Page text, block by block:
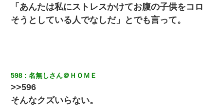
「あんたは私にストレスかけてお腹の子供をコロ
そうとしている人でなしだ」とでも言って。
598 名無しさん＠ＨＯＭＥ
>>596
そんなクズいらない。